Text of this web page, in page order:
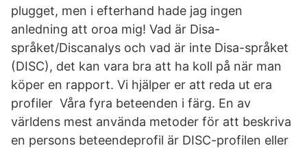
plugget, men i efterhand hade jag ingen
anledning att oroa mig! Vad är Disa-
språket/Discanalys och vad är inte Disa-språket
(DISC), det kan vara bra att ha koll på när man
köper en rapport. Vi hjälper er att reda ut era
profiler Våra fyra beteenden i färg. En av
världens mest använda metoder för att beskriva
en persons beteendeprofil är DISC-profilen eller